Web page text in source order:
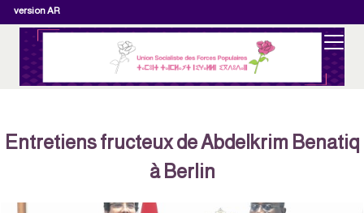
version AR
Entretiens fructeux de Abdelkrim Benatiq
à Berlin